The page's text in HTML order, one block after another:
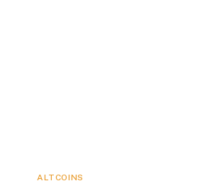
ALTCOINS